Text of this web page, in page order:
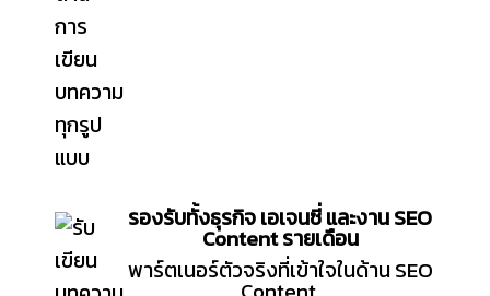
รองรับทั้งธุรกิจ เอเจนซี่ และงาน SEO
Content รายเดือน
พาร์ตเนอร์ตัวจริงที่เข้าใจในด้าน SEO